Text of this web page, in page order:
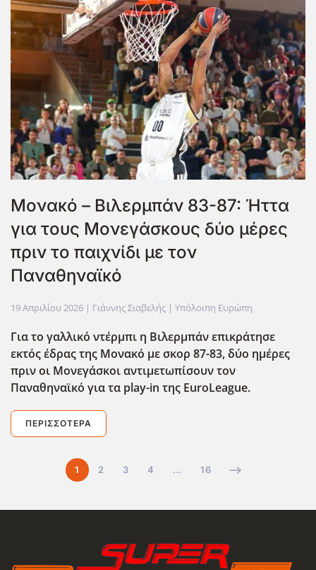
Μονακό – Βιλερμπάν 83-87: Ήττα
για τους Μονεγάσκους δύο μέρες
πριν το παιχνίδι με τον
Παναθηναϊκό
19 Απριλίου 2026 | Γιάννης Σιαβελής | Υπόλοιπη Ευρώπη
Για το γαλλικό ντέρμπι η Βιλερμπάν επικράτησε
εκτός έδρας της Μονακό με σκορ 87-83, δύο ημέρες
πριν οι Μονεγάσκοι αντιμετωπίσουν τον
Παναθηναϊκό για τα play-in της EuroLeague.
ΠΕΡΙΣΣΌΤΕΡΑ
1 2 3 4 … 16